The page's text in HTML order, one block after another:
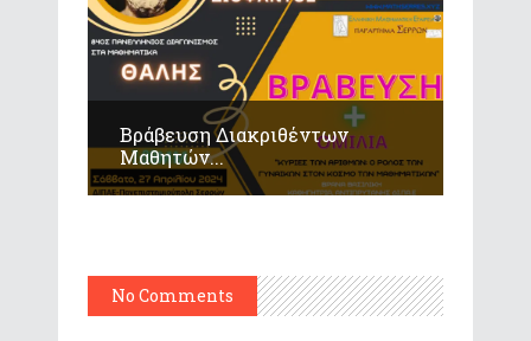
Βράβευση Διακριθέντων
Μαθητών...
No Comments